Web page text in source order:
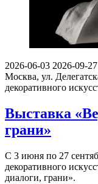
2026-06-03 2026-09-27
Москва, ул.
декоративного
Выставка
грани»
С 3 июня по 27
декоративного
диалоги, грани».